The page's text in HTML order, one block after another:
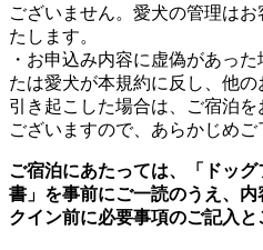
ございません。愛犬の管理は
たします。
・お申込み内容に虚偽があっ
たは愛犬が本規約に反し、他
引き起こした場合は、ご宿泊
ございますので、あらかじめご
ご宿泊にあたっては、「ドッ
書」を事前にご一読のうえ、
クイン前に必要事項のご記入と